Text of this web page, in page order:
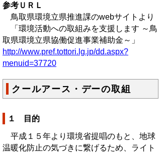
参考ＵＲＬ
鳥取県環境立県推進課のwebサイトより
「環境活動への取組みを支援します ～鳥
取県環境立県協働促進事業補助金～」
http://www.pref.tottori.lg.jp/dd.aspx?
menuid=37720
クールアース・デーの取組
１ 目的
平成１５年より環境省提唱のもと、地球
温暖化防止の気づきに繋げるため、ライト